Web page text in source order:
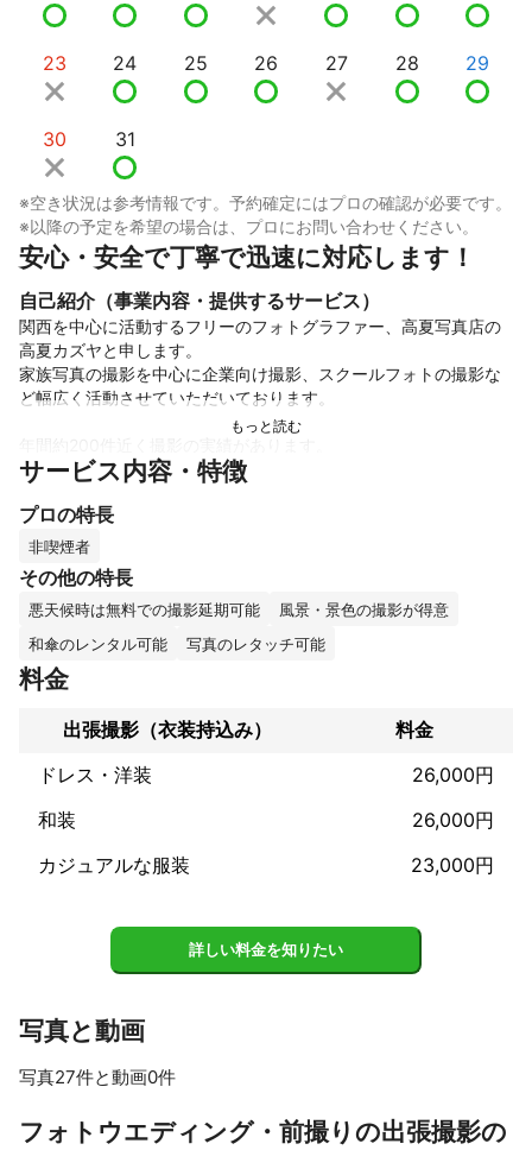
23 24 25 26 27 28 29
30 31
※空き状況は参考情報です。予約確定にはプロの確認が必要です。
※以降の予定を希望の場合は、プロにお問い合わせください。
安心・安全で丁寧で迅速に対応します！
自己紹介（事業内容・提供するサービス）
関西を中心に活動するフリーのフォトグラファー、高夏写真店の
高夏カズヤと申します。
家族写真の撮影を中心に企業向け撮影、スクールフォトの撮影な
ど幅広く活動させていただいております。
撮影はコミュニケーションを大事にしており自然な表情が引き出
活動地域は近畿圏が中心ですが近畿外の撮影のご相談も承りま
個人様のプロフィール撮影から家族写真、企業様からの撮影のご
依頼など随時受け付けております。どうぞよろしくお願いいたし
ます。
これまでの実績
▼これまでの撮影案件（一例）
●プロフィール写真
・SNS向け、婚活・マッチングアプリ、ビジネス、宣材・オーデ
ィションなど
・誕生日、お宮参り、七五三、ニューボーン、マタニティ、成人
式、入学卒業、ペット、お食い初めなど
●スクールフォト（幼稚園・保育園、小学校、中学校、高校、大
日常保育、遠足、野外活動、運動会、発表会、卒業（園）式、入
学（園）式、各種行事、高校野球、オープンキャンパス
●企業向け撮影（オフィス、医院、店舗、工場、各種団体）
・採用、宣伝／広告、インタビュー、取材など
・前撮り、エンゲージメントフォト、結婚パーティなど
サービス内容・特徴
プロの特長
非喫煙者
その他の特長
悪天候時は無料での撮影延期可能
風景・景色の撮影が得意
和傘のレンタル可能
写真のレタッチ可能
料金
出張撮影（衣装持込み）
料金
ドレス・洋装
26,000円
和装
26,000円
カジュアルな服装
23,000円
詳しい料金を知りたい
写真と動画
写真27件と動画0件
すべて見る
フォトウエディング・前撮りの出張撮影の